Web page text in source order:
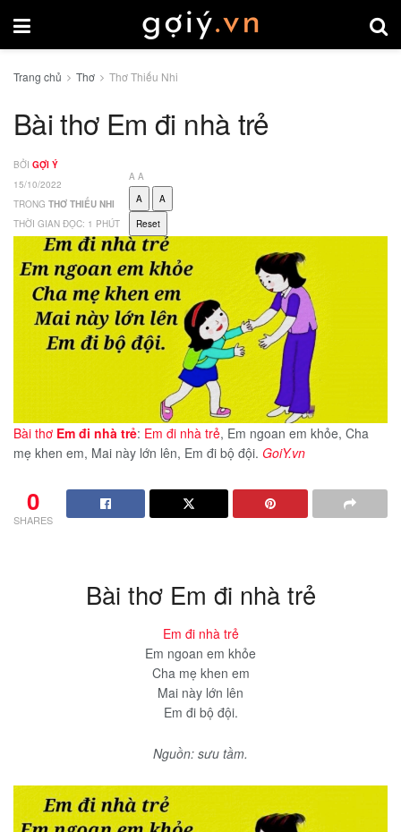
Trang chủ Thơ Thơ Thiếu Nhi
Bài thơ Em đi nhà trẻ
BỞI GỢI Ý
15/10/2022
TRONG THƠ THIẾU NHI
THỜI GIAN ĐỌC: 1 PHÚT
A A
A
A
Reset
Bài thơ Em đi nhà trẻ: Em đi nhà trẻ, Em ngoan em khỏe, Cha
mẹ khen em, Mai này lớn lên, Em đi bộ đội. GoiY.vn
0
SHARES
Bài thơ Em đi nhà trẻ
Em đi nhà trẻ
Em ngoan em khỏe
Cha mẹ khen em
Mai này lớn lên
Em đi bộ đội.
Nguồn: sưu tầm.